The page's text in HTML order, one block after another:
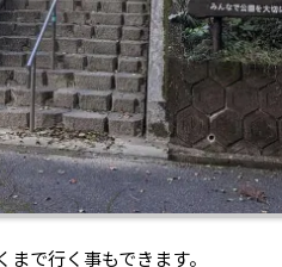
で行く事もできます。